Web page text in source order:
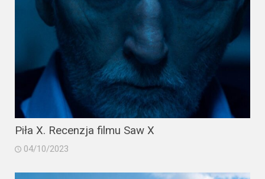
Piła X. Recenzja filmu Saw X
04/10/2023